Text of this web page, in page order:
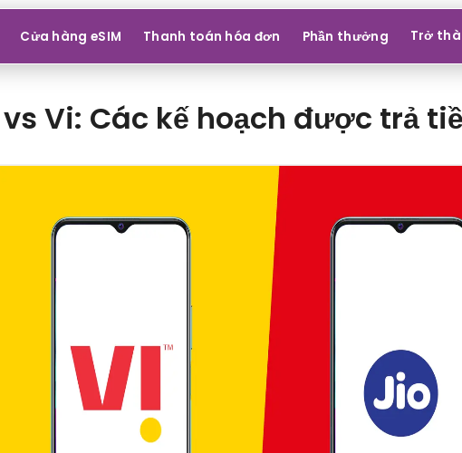
Cửa hàng eSIM Thanh toán hóa đơn Phần thưởng Trở
Vi: Các kế hoạch được trả